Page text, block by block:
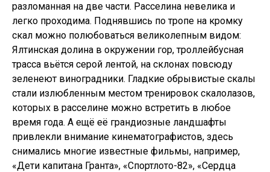
разломанная на две части. Расселина невелика и
легко проходима. Поднявшись по тропе на кромку
скал можно полюбоваться великолепным видом:
Ялтинская долина в окружении гор, троллейбусная
трасса вьётся серой лентой, на склонах повсюду
зеленеют виноградники. Гладкие обрывистые скалы
стали излюбленным местом тренировок скалолазов,
которых в расселине можно встретить в любое
время года. А ещё её грандиозные ландшафты
привлекли внимание кинематографистов, здесь
снимались многие известные фильмы, например,
«Дети капитана Гранта», «Спортлото-82», «Сердца